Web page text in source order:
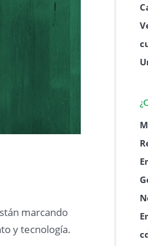
marcando
y tecnología.